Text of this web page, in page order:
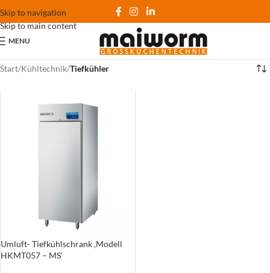
Skip to navigation
Skip to main content
MENU
Start/Kühltechnik/Tiefkühler
Umluft- Tiefkühlschrank ‚Modell
HKMT057 – MS‘